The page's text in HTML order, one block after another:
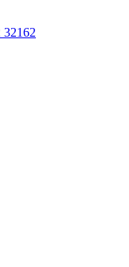
32162